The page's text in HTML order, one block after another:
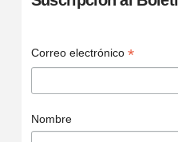
Correo electrónico *
Nombre